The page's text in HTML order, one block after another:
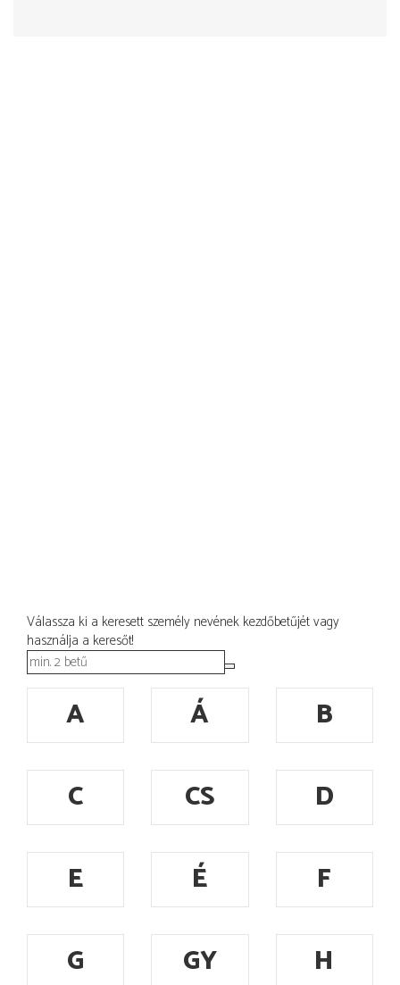
Válassza ki a keresett személy nevének kezdőbetűjét vagy
használja a keresőt!
A Á
B
C
CS
D
E
É
F
G
GY
H